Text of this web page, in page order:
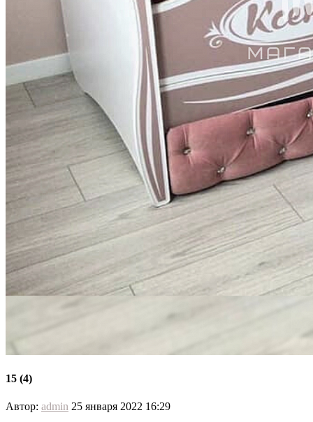
15 (4)
Автор: admin 25 января 2022 16:29